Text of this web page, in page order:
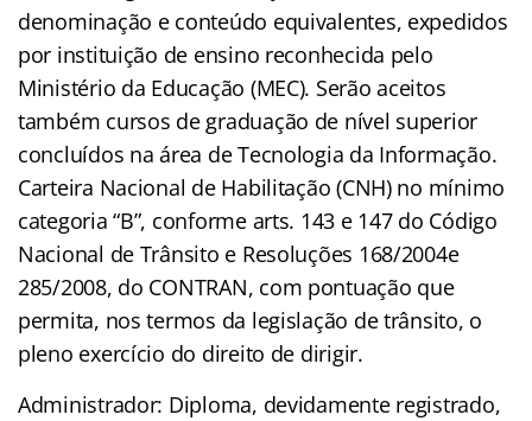
denominação e conteúdo equivalentes, expedidos
por instituição de ensino reconhecida pelo
Ministério da Educação (MEC). Serão aceitos
também cursos de graduação de nível superior
concluídos na área de Tecnologia da Informação.
Carteira Nacional de Habilitação (CNH) no mínimo
categoria “B”, conforme arts. 143 e 147 do Código
Nacional de Trânsito e Resoluções 168/2004e
285/2008, do CONTRAN, com pontuação que
permita, nos termos da legislação de trânsito, o
pleno exercício do direito de dirigir.
Administrador: Diploma, devidamente registrado,